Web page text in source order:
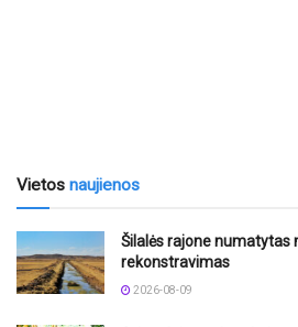
Vietos naujienos
Šilalės rajone numatytas
rekonstravimas
2026-08-09